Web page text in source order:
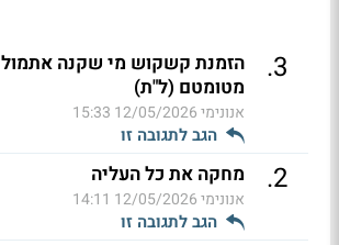
3
.
הזמנת קשקוש מי שקנה אתמול
מטומטם (ל"ת)
אנונימי12/05/2026 15:33
הגב לתגובה זו
2
. מחקה את כל העליה
אנונימי12/05/2026 14:11
הגב לתגובה זו